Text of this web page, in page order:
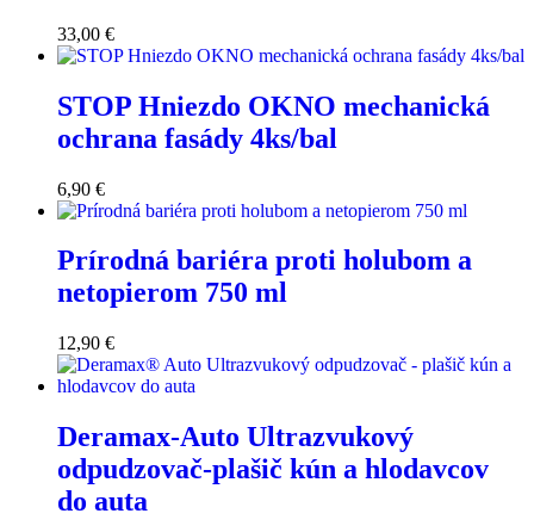
33,00 €
STOP Hniezdo OKNO mechanická
ochrana fasády 4ks/bal
6,90 €
Prírodná bariéra proti holubom a
netopierom 750 ml
12,90 €
Deramax-Auto Ultrazvukový
odpudzovač-plašič kún a hlodavcov
do auta